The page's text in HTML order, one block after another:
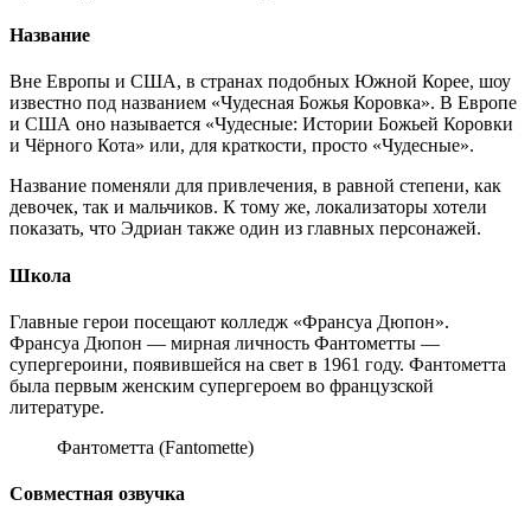
Название
Вне Европы и США, в странах подобных Южной Корее, шоу
известно под названием «Чудесная Божья Коровка». В Европе
и США оно называется «Чудесные: Истории Божьей Коровки
и Чёрного Кота» или, для краткости, просто «Чудесные».
Название поменяли для привлечения, в равной степени, как
девочек, так и мальчиков. К тому же, локализаторы хотели
показать, что Эдриан также один из главных персонажей.
Школа
Главные герои посещают колледж «Франсуа Дюпон».
Франсуа Дюпон — мирная личность Фантометты —
супергероини, появившейся на свет в 1961 году. Фантометта
была первым женским супергероем во французской
литературе.
Фантометта (Fantomette)
Совместная озвучка